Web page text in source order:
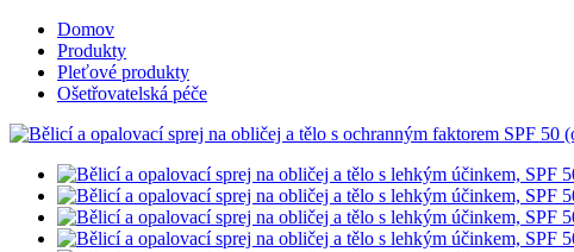
Domov
Produkty
Pleťové produkty
Ošetřovatelská péče